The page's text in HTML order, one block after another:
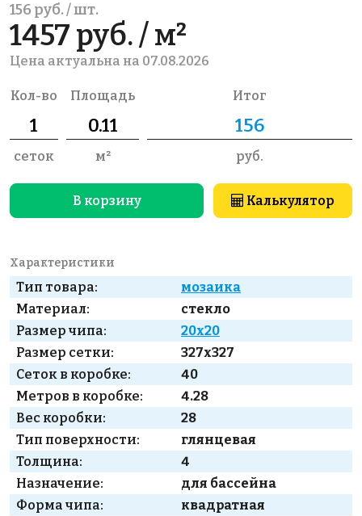
156 руб. / шт.
1457 руб. / м²
Цена актуальна на 07.08.2026
Кол-во
сеток
Площадь
м²
Итог
руб.
В корзину Калькулятор
Характеристики
Тип товара:
мозаика
Материал:
стекло
Размер чипа:
20x20
Размер сетки:
327x327
Сеток в коробке:
40
Метров в коробке:
4.28
Вес коробки:
28
Тип поверхности:
глянцевая
Толщина:
4
Назначение:
для бассейна
Форма чипа:
квадратная